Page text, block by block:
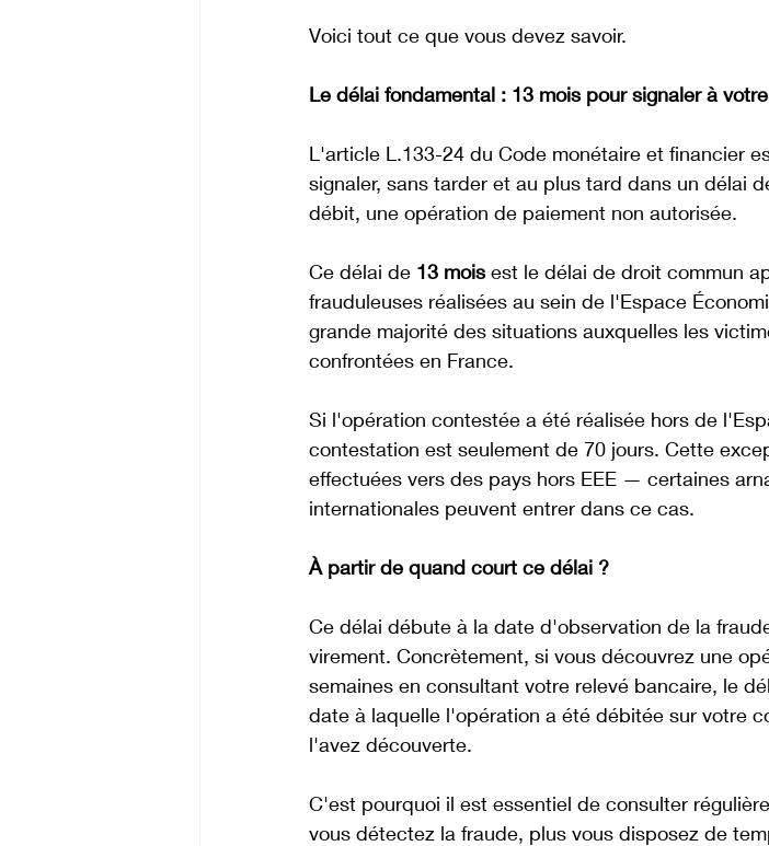
Voici tout ce que vous devez savoir.
Le délai fondamental : 13 mois pour signaler à
L'article L.133-24 du Code monétaire et financier
signaler, sans tarder et au plus tard dans un délai
débit, une opération de paiement non autorisée.
Ce délai de 13 mois est le délai de droit commun
frauduleuses réalisées au sein de l'Espace
grande majorité des situations auxquelles les
confrontées en France.
Si l'opération contestée a été réalisée hors de
contestation est seulement de 70 jours. Cette
effectuées vers des pays hors EEE — certaines
internationales peuvent entrer dans ce cas.
À partir de quand court ce délai ?
Ce délai débute à la date d'observation de la
virement. Concrètement, si vous découvrez une
semaines en consultant votre relevé bancaire, le
date à laquelle l'opération a été débitée sur votre
l'avez découverte.
C'est pourquoi il est essentiel de consulter
vous détectez la fraude, plus vous disposez de